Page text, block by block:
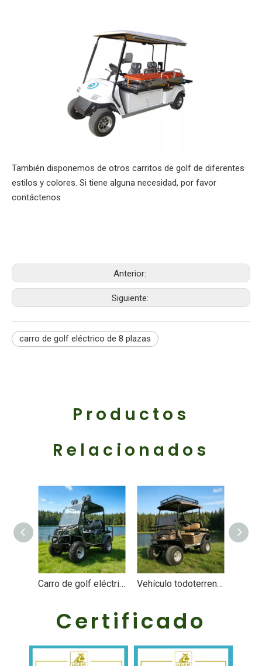
También disponemos de otros carritos de golf de diferentes
estilos y colores. Si tiene alguna necesidad, por favor
contáctenos
Anterior:
Siguiente:
carro de golf eléctrico de 8 plazas
Productos
Relacionados
Carro de golf eléctrico de caza todoterreno 4x4 4wd Offroad - EG6020A4D Vehículo todoterreno eléctrico con buggy de caza todoterreno del mejor fabricante - EG2020ASZ
Certificado